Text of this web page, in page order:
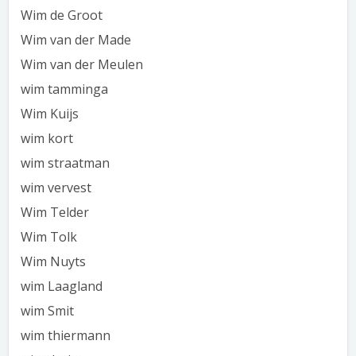
Wim de Groot
Wim van der Made
Wim van der Meulen
wim tamminga
Wim Kuijs
wim kort
wim straatman
wim vervest
Wim Telder
Wim Tolk
Wim Nuyts
wim Laagland
wim Smit
wim thiermann